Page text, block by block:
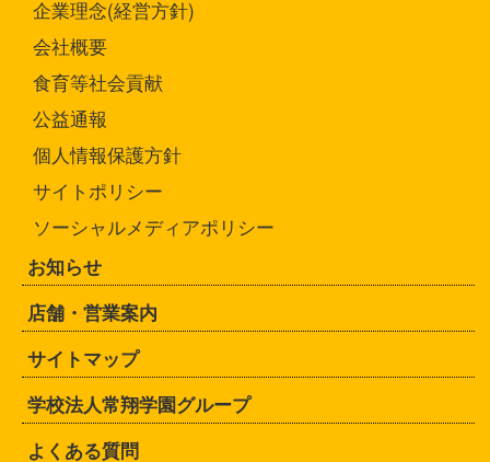
企業理念(経営方針)
会社概要
食育等社会貢献
公益通報
個人情報保護方針
サイトポリシー
ソーシャルメディアポリシー
お知らせ
店舗・営業案内
サイトマップ
学校法人常翔学園グループ
よくある質問